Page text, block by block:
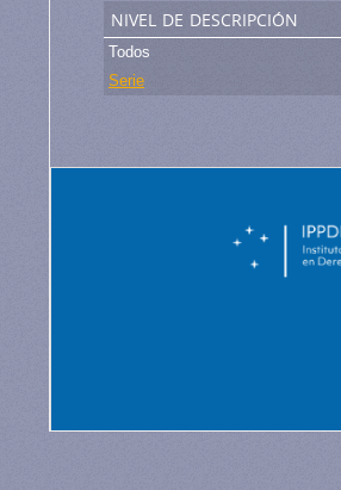
nivel de descripción
Todos
Serie